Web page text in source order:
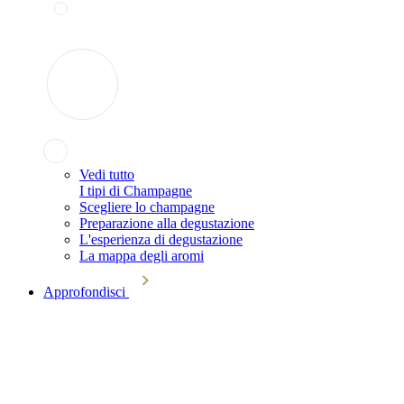
Vedi tutto
I tipi di Champagne
Scegliere lo champagne
Preparazione alla degustazione
L'esperienza di degustazione
La mappa degli aromi
Approfondisci